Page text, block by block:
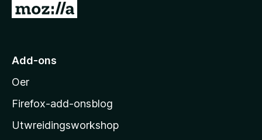
N
M
z
i
Add-ons
Oer
Firefox-add-onsblog
Utwreidingsworkshop